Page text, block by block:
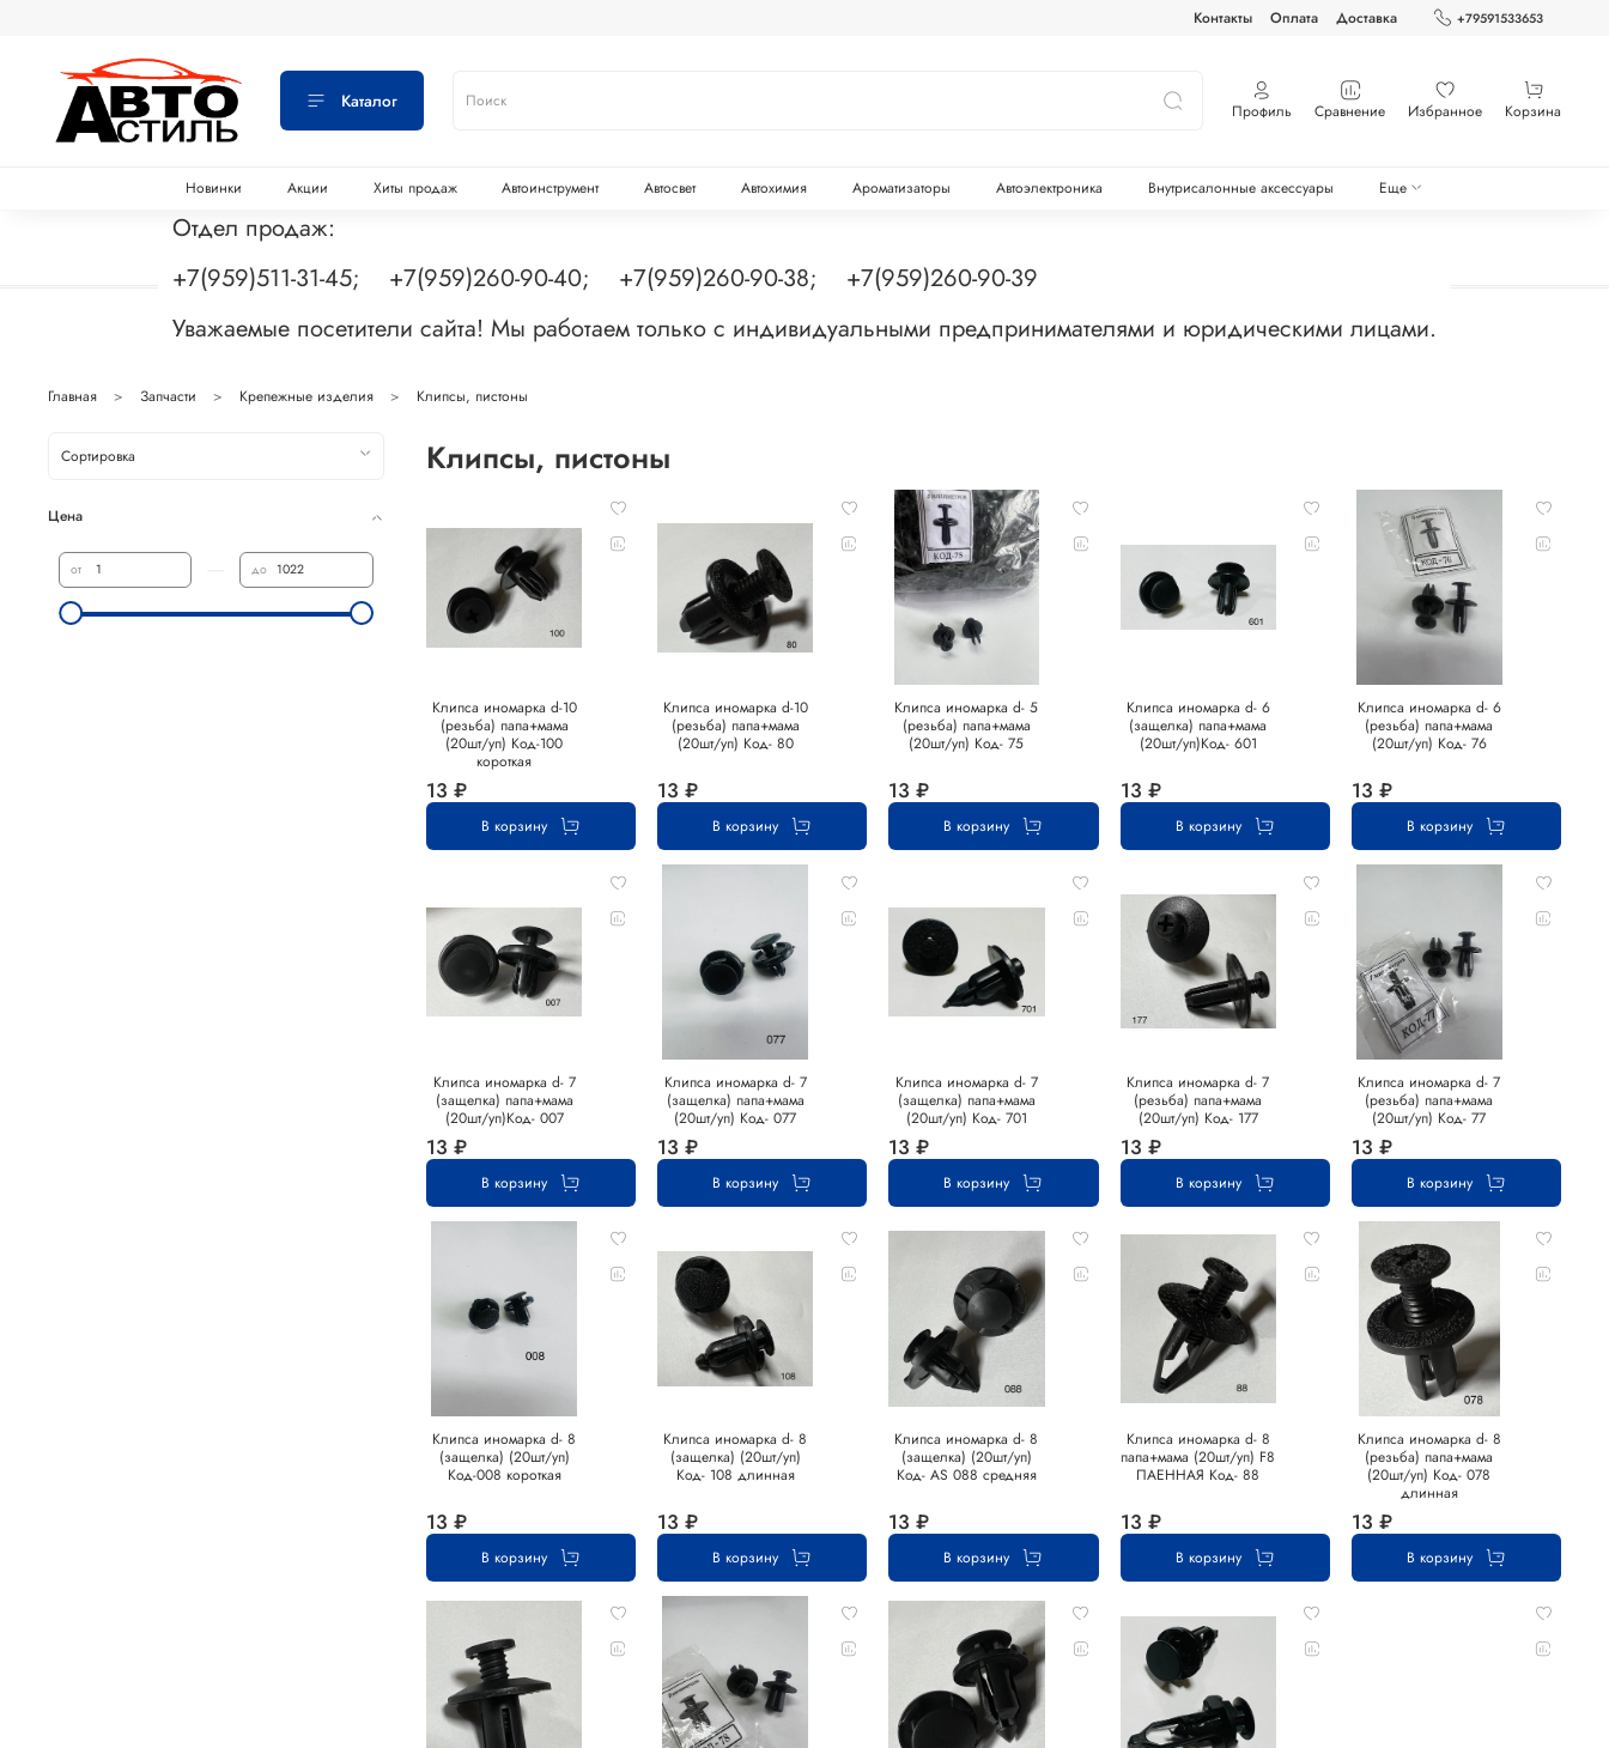
Контакты Оплата Доставка +79591533653
Каталог Профиль Сравнение Избранное Корзина
Новинки Акции Хиты продаж Автоинструмент Автосвет Автохимия Ароматизаторы Автоэлектроника Внутрисалонные аксессуары Еще
Отдел продаж:
+7(959)511-31-45; +7(959)260-90-40; +7(959)260-90-38; +7(959)260-90-39
Уважаемые посетители сайта! Мы работаем только с индивидуальными предпринимателями и юридическими лицами.
Главная Запчасти Крепежные изделия Клипсы, пистоны
Клипсы, пистоны
Клипса иномарка d-10
(резьба) папа+мама
(20шт/уп) Код-100
короткая
13 ₽
В корзину
Клипса иномарка d-10
(резьба) папа+мама
(20шт/уп) Код- 80
13 ₽
В корзину
Клипса иномарка d- 5
(резьба) папа+мама
(20шт/уп) Код- 75
13 ₽
В корзину
Клипса иномарка d- 6
(защелка) папа+мама
(20шт/уп)Код- 601
13 ₽
В корзину
Клипса иномарка d- 6
(резьба) папа+мама
(20шт/уп) Код- 76
13 ₽
В корзину
Клипса иномарка d- 7
(защелка) папа+мама
(20шт/уп)Код- 007
13 ₽
В корзину
Клипса иномарка d- 7
(защелка) папа+мама
(20шт/уп) Код- 077
13 ₽
В корзину
Клипса иномарка d- 7
(защелка) папа+мама
(20шт/уп) Код- 701
13 ₽
В корзину
Клипса иномарка d- 7
(резьба) папа+мама
(20шт/уп) Код- 177
13 ₽
В корзину
Клипса иномарка d- 7
(резьба) папа+мама
(20шт/уп) Код- 77
13 ₽
В корзину
Клипса иномарка d- 8
(защелка) (20шт/уп)
Код-008 короткая
13 ₽
В корзину
Клипса иномарка d- 8
(защелка) (20шт/уп)
Код- 108 длинная
13 ₽
В корзину
Клипса иномарка d- 8
(защелка) (20шт/уп)
Код- АS 088 средняя
13 ₽
В корзину
Клипса иномарка d- 8
папа+мама (20шт/уп) F8
ПАЕННАЯ Код- 88
13 ₽
В корзину
Клипса иномарка d- 8
(резьба) папа+мама
(20шт/уп) Код- 078
длинная
13 ₽
В корзину
Цена
от до